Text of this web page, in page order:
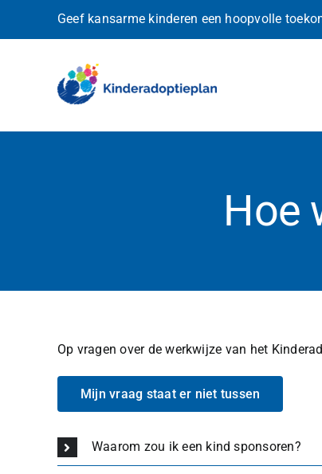
Geef kansarme kinderen een hoopvolle
Hoe
Op vragen over de werkwijze van het
Mijn vraag staat er niet tussen
Waarom zou ik een kind sponsoren?